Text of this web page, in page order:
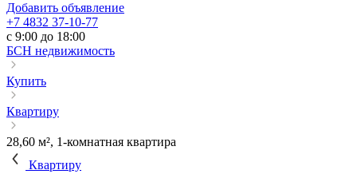
Добавить объявление
+7 4832 37-10-77
c 9:00 до 18:00
БСН недвижимость
Купить
Квартиру
28,60 м², 1-комнатная квартира
Квартиру